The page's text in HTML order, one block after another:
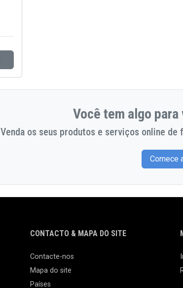
Você tem algo
Venda os seus produtos e serviços online
Comece
CONTACTO & MAPA DO SITE
Contacte-nos
Mapa do site
Países